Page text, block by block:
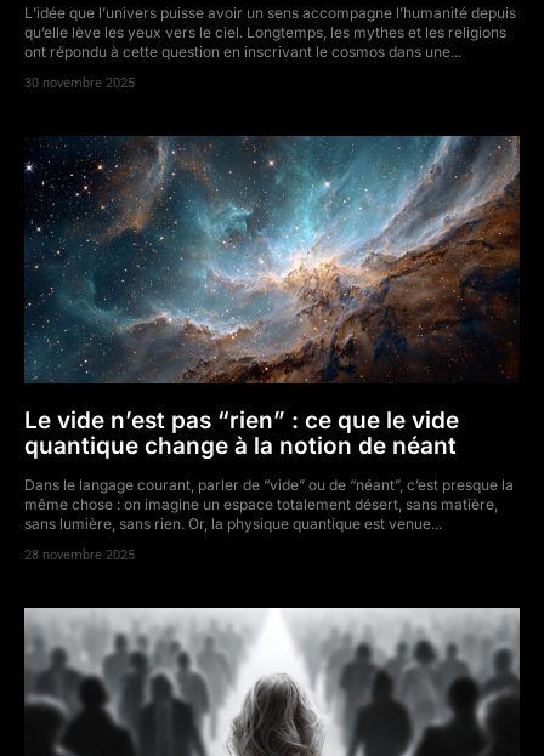
L’idée que l’univers puisse avoir un sens accompagne l’humanité depuis
qu’elle lève les yeux vers le ciel. Longtemps, les mythes et les religions
ont répondu à cette question en inscrivant le cosmos dans une...
30 novembre 2025
Le vide n’est pas “rien” : ce que le vide
quantique change à la notion de néant
Dans le langage courant, parler de “vide” ou de “néant”, c’est presque la
même chose : on imagine un espace totalement désert, sans matière,
sans lumière, sans rien. Or, la physique quantique est venue...
28 novembre 2025